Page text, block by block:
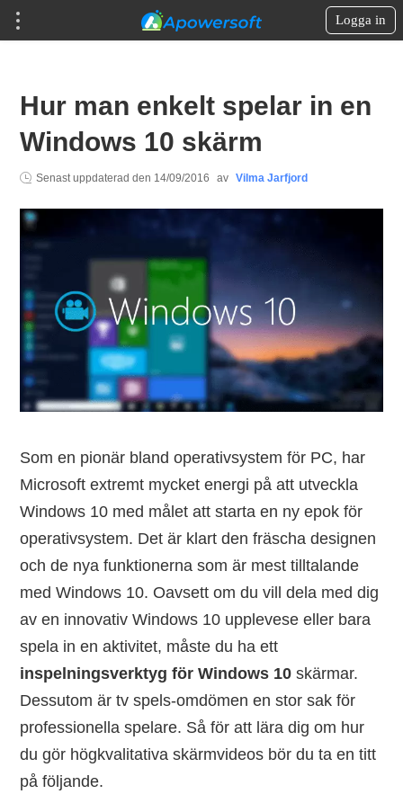
Logga in
Hur man enkelt spelar in en
Windows 10 skärm
Senast uppdaterad den 14/09/2016 av Vilma Jarfjord
Som en pionär bland operativsystem för PC, har
Microsoft extremt mycket energi på att utveckla
Windows 10 med målet att starta en ny epok för
operativsystem. Det är klart den fräscha designen
och de nya funktionerna som är mest tilltalande
med Windows 10. Oavsett om du vill dela med dig
av en innovativ Windows 10 upplevese eller bara
spela in en aktivitet, måste du ha ett
inspelningsverktyg för Windows 10 skärmar.
Dessutom är tv spels-omdömen en stor sak för
professionella spelare. Så för att lära dig om hur
du gör högkvalitativa skärmvideos bör du ta en titt
på följande.